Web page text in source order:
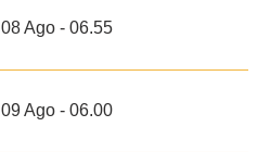
08 Ago - 06.55
09 Ago - 06.00